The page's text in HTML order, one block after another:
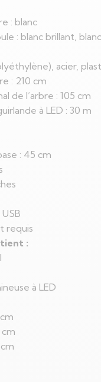
: blanc
: blanc brillant,
acier,
: 210 cm
de l’arbre : 105 cm
à LED : 30 m
: 45 cm
requis
:
à LED